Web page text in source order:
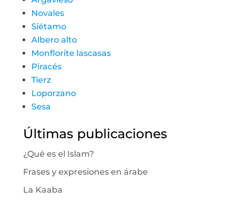
Novales
Siétamo
Albero alto
Monflorite lascasas
Piracés
Tierz
Loporzano
Sesa
Últimas publicaciones
¿Qué es el Islam?
Frases y expresiones en árabe
La Kaaba